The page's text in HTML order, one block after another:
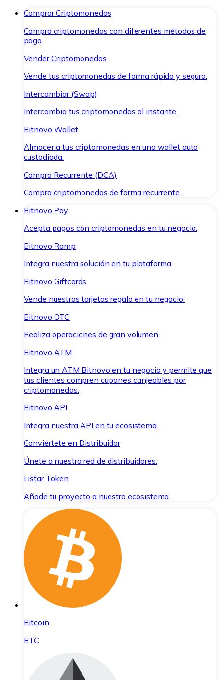
Comprar Criptomonedas
Compra criptomonedas con diferentes métodos de
pago.
Vender Criptomonedas
Vende tus criptomonedas de forma rápida y segura.
Intercambiar (Swap)
Intercambia tus criptomonedas al instante.
Bitnovo Wallet
Almacena tus criptomonedas en una wallet auto
custodiada.
Compra Recurrente (DCA)
Compra criptomonedas de forma recurrente.
Bitnovo Pay
Acepta pagos con criptomonedas en tu negocio.
Bitnovo Ramp
Integra nuestra solución en tu plataforma.
Bitnovo Giftcards
Vende nuestras tarjetas regalo en tu negocio.
Bitnovo OTC
Realiza operaciones de gran volumen.
Bitnovo ATM
Integra un ATM Bitnovo en tu negocio y permite que
tus clientes compren cupones canjeables por
criptomonedas.
Bitnovo API
Integra nuestra API en tu ecosistema.
Conviértete en Distribuidor
Únete a nuestra red de distribuidores.
Listar Token
Añade tu proyecto a nuestro ecosistema.
Bitcoin
BTC